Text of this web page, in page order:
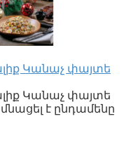
Կանաչ փայտե
Կանաչ փայտե
է ընդամենը